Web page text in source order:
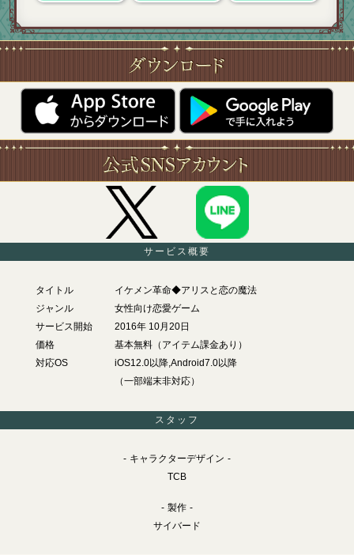
サービス概要
タイトル
イケメン革命◆アリスと恋の魔法
ジャンル
女性向け恋愛ゲーム
サービス開始
2016年 10月20日
価格
基本無料（アイテム課金あり）
対応OS
iOS12.0以降,Android7.0以降
（一部端末非対応）
スタッフ
キャラクターデザイン
TCB
製作
サイバード